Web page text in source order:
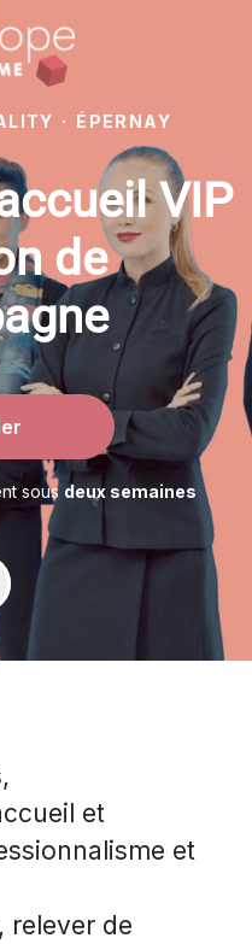
· ÉPERNAY
VIP
de
sous deux semaines
et
et
relever de